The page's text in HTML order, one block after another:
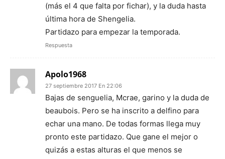
(más el 4 que falta por fichar), y la duda hasta
última hora de Shengelia.
Partidazo para empezar la temporada.
Respuesta
Apolo1968
27 septiembre 2017 En 22:06
Bajas de senguelia, Mcrae, garino y la duda de
beaubois. Pero se ha inscrito a delfino para
echar una mano. De todas formas llega muy
pronto este partidazo. Que gane el mejor o
quizás a estas alturas el que menos se